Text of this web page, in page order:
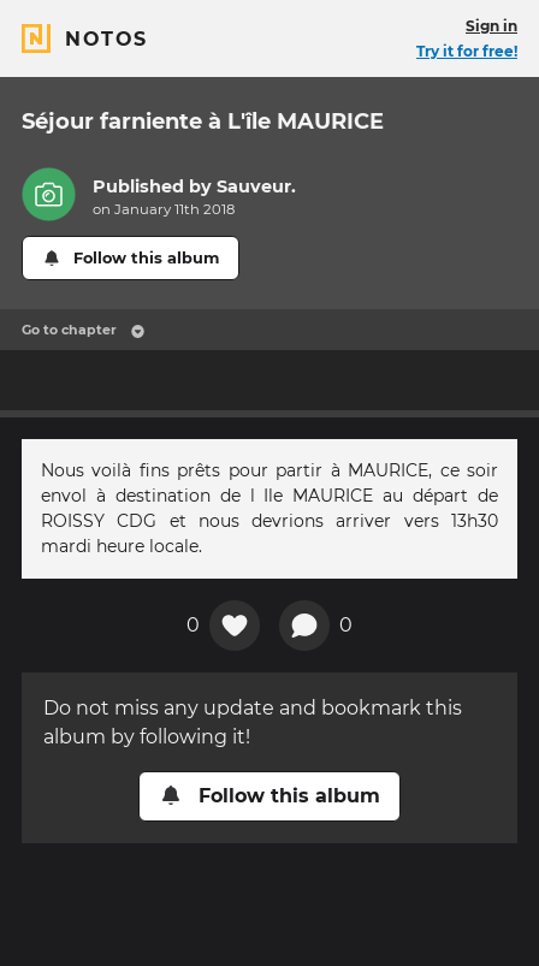
NOTOS
Sign in
Try it for free!
Séjour farniente à L'île MAURICE
Published bySauveur.
on January 11th 2018
Follow this album
Go to chapter
Nous voilà fins prêts pour partir à MAURICE, ce soir
envol à destination de l Ile MAURICE au départ de
ROISSY CDG et nous devrions arriver vers 13h30
mardi heure locale.
0 0
Do not miss any update and bookmark this
album by following it!
Follow this album